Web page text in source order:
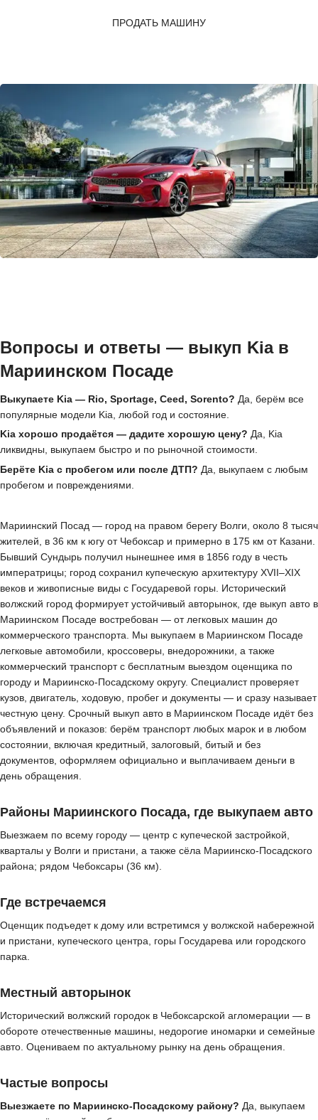
ПРОДАТЬ МАШИНУ
Вопросы и ответы — выкуп Kia в
Мариинском Посаде
Выкупаете Kia — Rio, Sportage, Ceed, Sorento? Да, берём все
популярные модели Kia, любой год и состояние.
Kia хорошо продаётся — дадите хорошую цену? Да, Kia
ликвидны, выкупаем быстро и по рыночной стоимости.
Берёте Kia с пробегом или после ДТП? Да, выкупаем с любым
пробегом и повреждениями.
Мариинский Посад — город на правом берегу Волги, около 8 тысяч
жителей, в 36 км к югу от Чебоксар и примерно в 175 км от Казани.
Бывший Сундырь получил нынешнее имя в 1856 году в честь
императрицы; город сохранил купеческую архитектуру XVII–XIX
веков и живописные виды с Государевой горы. Исторический
волжский город формирует устойчивый авторынок, где выкуп авто в
Мариинском Посаде востребован — от легковых машин до
коммерческого транспорта. Мы выкупаем в Мариинском Посаде
легковые автомобили, кроссоверы, внедорожники, а также
коммерческий транспорт с бесплатным выездом оценщика по
городу и Мариинско-Посадскому округу. Специалист проверяет
кузов, двигатель, ходовую, пробег и документы — и сразу называет
честную цену. Срочный выкуп авто в Мариинском Посаде идёт без
объявлений и показов: берём транспорт любых марок и в любом
состоянии, включая кредитный, залоговый, битый и без
документов, оформляем официально и выплачиваем деньги в
день обращения.
Районы Мариинского Посада, где выкупаем авто
Выезжаем по всему городу — центр с купеческой застройкой,
кварталы у Волги и пристани, а также сёла Мариинско-Посадского
района; рядом Чебоксары (36 км).
Где встречаемся
Оценщик подъедет к дому или встретимся у волжской набережной
и пристани, купеческого центра, горы Государева или городского
парка.
Местный авторынок
Исторический волжский городок в Чебоксарской агломерации — в
обороте отечественные машины, недорогие иномарки и семейные
авто. Оцениваем по актуальному рынку на день обращения.
Частые вопросы
Выезжаете по Мариинско-Посадскому району? Да, выкупаем